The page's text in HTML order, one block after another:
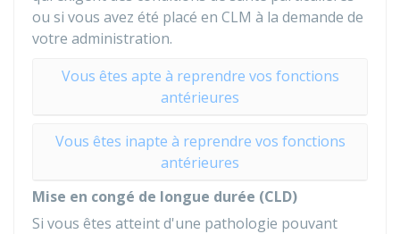
ou si vous avez été placé en CLM à la demande de
votre administration.
Vous êtes apte à reprendre vos fonctions
antérieures
Vous êtes inapte à reprendre vos fonctions
antérieures
Mise en congé de longue durée (CLD)
Si vous êtes atteint d'une pathologie pouvant